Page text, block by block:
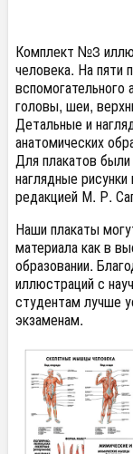
Комплект №3
человека. На пяти
головы, шеи,
Детальные и
анатомических
Для плакатов
наглядные
редакцией М. Р.
Наши плакаты
материала как в
образовании.
иллюстраций с
студентам лучше
экзаменам.